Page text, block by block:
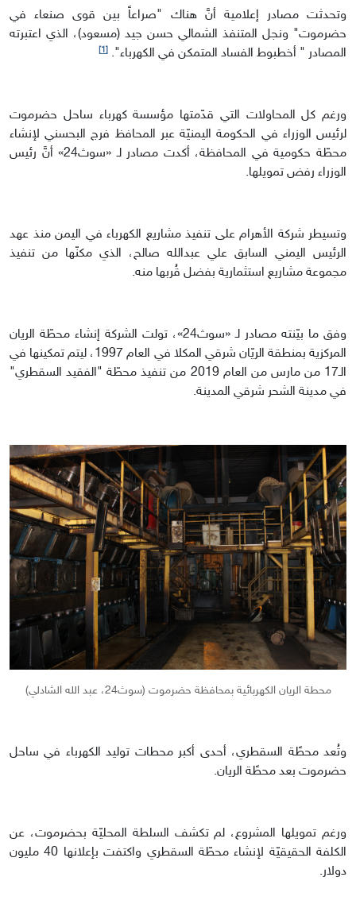
وتحدثت مصادر إعلامية أنَّ هناك "صراعاً بين قوى صنعاء في
حضرموت" ونجل المتنفذ الشمالي حسن جيد (مسعود)، الذي اعتبرته
المصادر " أخطبوط الفساد المتمكن في الكهرباء". [1]
ورغم كل المحاولات التي قدّمتها مؤسسة كهرباء ساحل حضرموت
لرئيس الوزراء في الحكومة اليمنيّة عبر المحافظ فرج البحسني لإنشاء
محطّة حكومية في المحافظة، أكدت مصادر لـ «سوث24» أنَّ رئيس
الوزراء رفض تمويلها.
وتسيطر شركة الأهرام على تنفيذ مشاريع الكهرباء في اليمن منذ عهد
الرئيس اليمني السابق علي عبدالله صالح، الذي مكنّها من تنفيذ
مجموعة مشاريع استثمارية بفضل قُربها منه.
وفق ما بيّنته مصادر لـ «سوث24»، تولت الشركة إنشاء محطّة الريان
المركزية بمنطقة الريّان شرقي المكلا في العام 1997، ليتم تمكينها في
الـ17 من مارس من العام 2019 من تنفيذ محطّة "الفقيد السقطري"
في مدينة الشحر شرقي المدينة.
محطة الريان الكهربائية بمحافظة حضرموت (سوث24، عبد الله الشادلي)
وتُعد محطًة السقطري، أحدى أكبر محطات توليد الكهرباء في ساحل
حضرموت بعد محطًة الريان.
ورغم تمويلها المشروع، لم تكشف السلطة المحليّة بحضرموت، عن
الكلفة الحقيقيّة لإنشاء محطّة السقطري واكتفت بإعلانها 40 مليون
دولار.